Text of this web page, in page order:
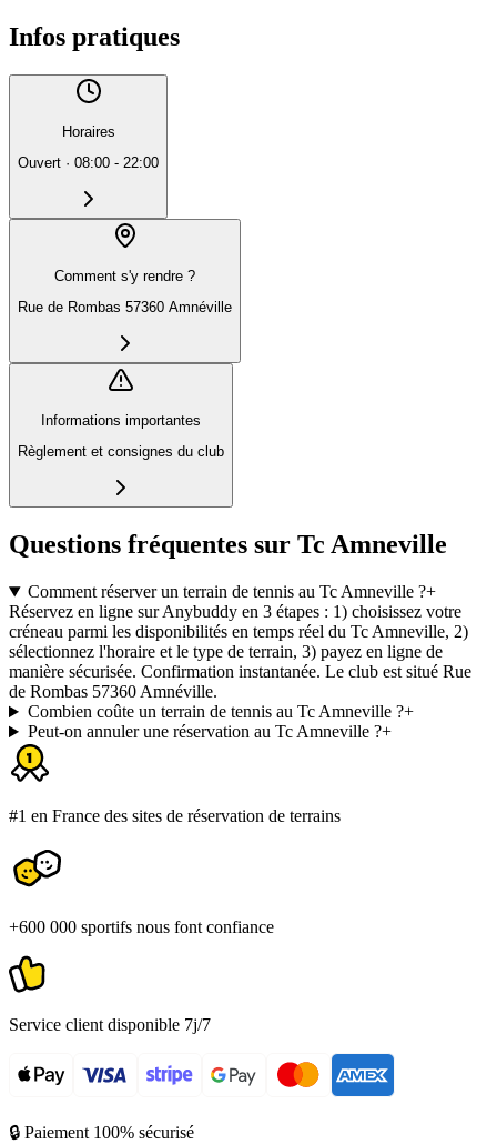
Infos pratiques
Horaires
Ouvert · 08:00 - 22:00
Comment s'y rendre ?
Rue de Rombas 57360 Amnéville
Informations importantes
Règlement et consignes du club
Questions fréquentes sur Tc Amneville
Comment réserver un terrain de tennis au Tc Amneville ?+
Réservez en ligne sur Anybuddy en 3 étapes : 1) choisissez votre
créneau parmi les disponibilités en temps réel du Tc Amneville, 2)
sélectionnez l'horaire et le type de terrain, 3) payez en ligne de
manière sécurisée. Confirmation instantanée. Le club est situé Rue
de Rombas 57360 Amnéville.
Combien coûte un terrain de tennis au Tc Amneville ?+
Peut-on annuler une réservation au Tc Amneville ?+
#1 en France des sites de réservation de terrains
+600 000 sportifs nous font confiance
Service client disponible 7j/7
🔒 Paiement 100% sécurisé